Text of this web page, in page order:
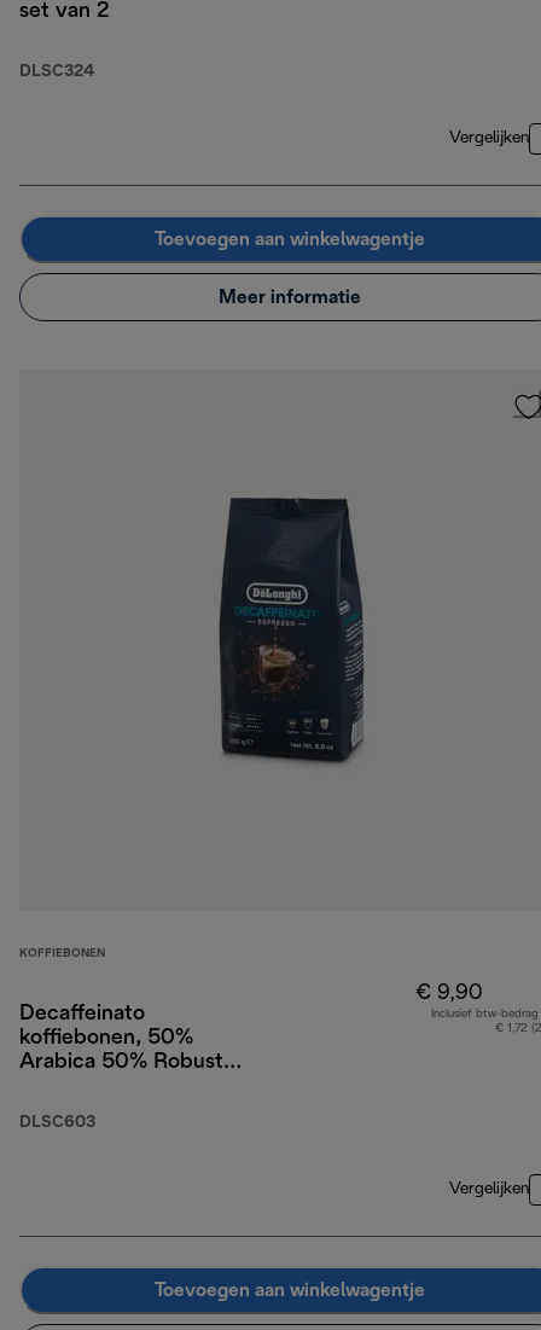
set van 2
DLSC324
Vergelijken
Toevoegen aan winkelwagentje
Meer informatie
KOFFIEBONEN
Decaffeinato
koffiebonen, 50%
Arabica 50% Robusta,
DLSC603
€ 9,90
Inclusief btw-bedrag
€ 1,72
Vergelijken
Toevoegen aan winkelwagentje